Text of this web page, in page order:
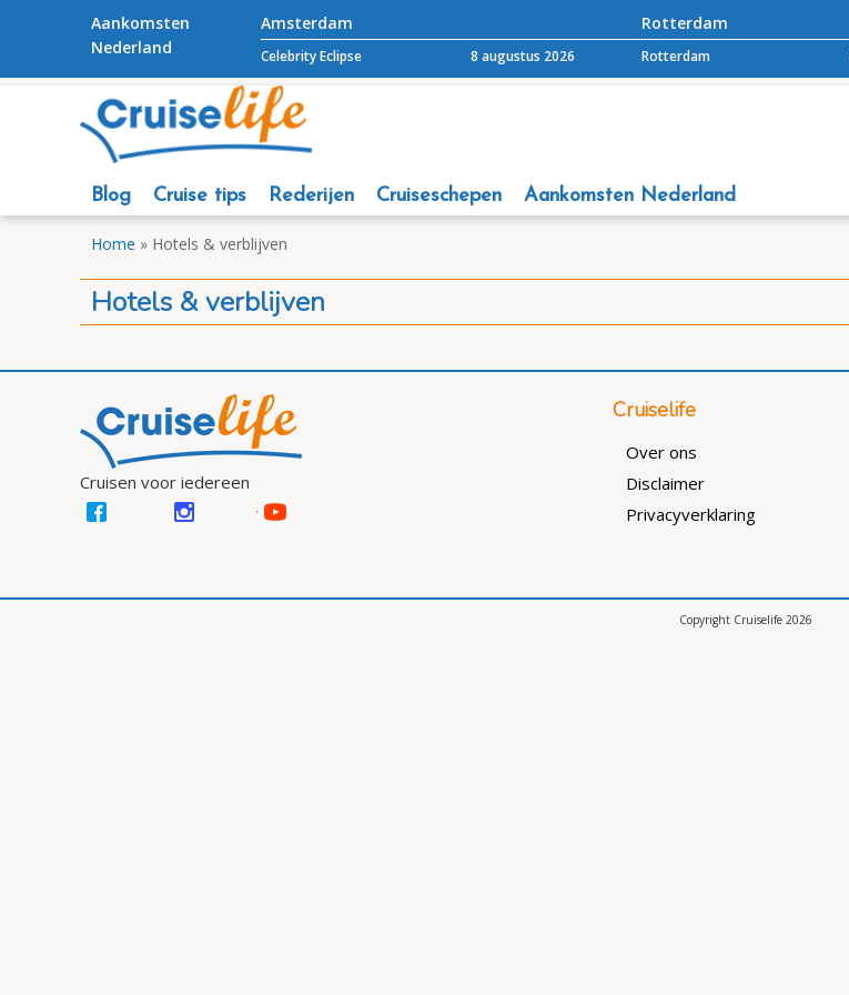
Aankomsten
Nederland
Amsterdam
Celebrity Eclipse 8 augustus 2026
Rotterdam
Rotterdam
Blog Cruise tips Rederijen Cruiseschepen Aankomsten Nederland
Home » Hotels & verblijven
Hotels & verblijven
Cruisen voor iedereen
Cruiselife
Over ons
Disclaimer
Privacyverklaring
Copyright Cruiselife 2026